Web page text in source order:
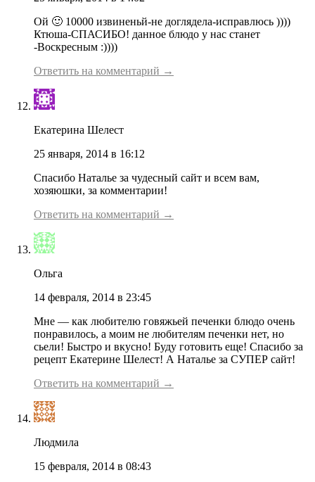
Ой 🙂 10000 извиненьй-не доглядела-исправлюсь ))))
Ктюша-СПАСИБО! данное блюдо у нас станет
-Воскресным :))))
Ответить на комментарий →
Екатерина Шелест
25 января, 2014 в 16:12
Спасибо Наталье за чудесный сайт и всем вам,
хозяюшки, за комментарии!
Ответить на комментарий →
Ольга
14 февраля, 2014 в 23:45
Мне — как любителю говяжьей печенки блюдо очень
понравилось, а моим не любителям печенки нет, но
сьели! Быстро и вкусно! Буду готовить еще! Спасибо за
рецепт Екатерине Шелест! А Наталье за СУПЕР сайт!
Ответить на комментарий →
Людмила
15 февраля, 2014 в 08:43